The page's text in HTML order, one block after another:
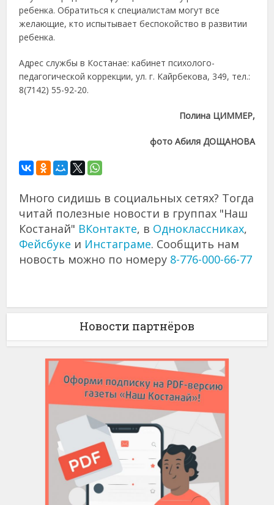
ребенка. Обратиться к специалистам могут все
желающие, кто испытывает беспокойство в развитии
ребенка.
Адрес службы в Костанае: кабинет психолого-
педагогической коррекции, ул. г. Кайрбекова, 349, тел.:
8(7142) 55-92-20.
Полина ЦИММЕР,
фото Абиля ДОЩАНОВА
Много сидишь в социальных сетях? Тогда
читай полезные новости в группах "Наш
Костанай" ВКонтакте, в Одноклассниках,
Фейсбуке и Инстаграме. Сообщить нам
новость можно по номеру 8-776-000-66-77
Новости партнёров